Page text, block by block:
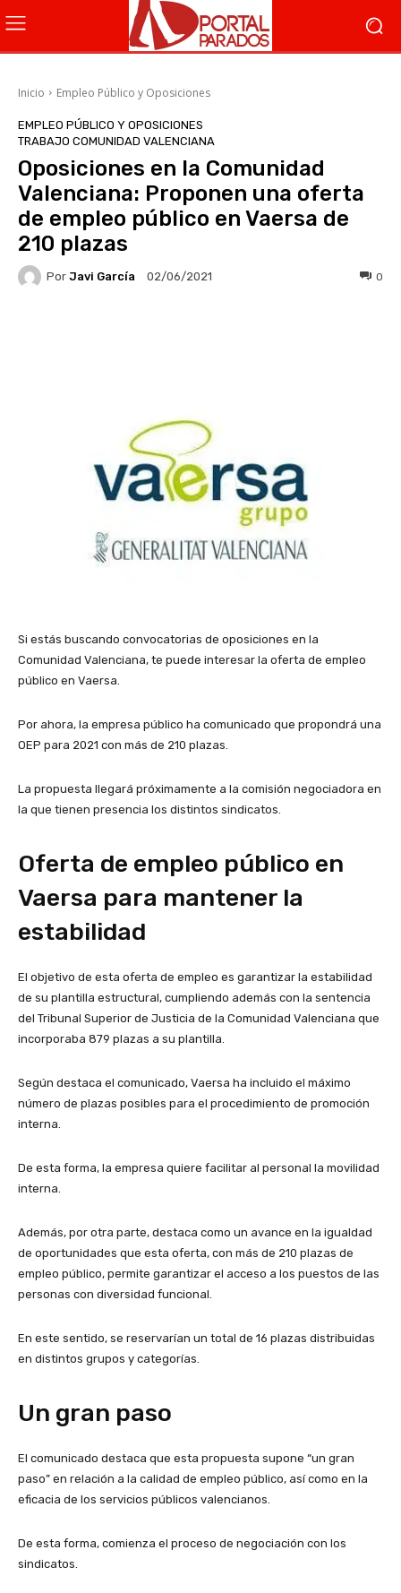
Inicio Empleo Público y Oposiciones
EMPLEO PÚBLICO Y OPOSICIONES
TRABAJO COMUNIDAD VALENCIANA
Oposiciones en la Comunidad
Valenciana: Proponen una oferta
de empleo público en Vaersa de
210 plazas
Por Javi García 02/06/2021 0
Si estás buscando convocatorias de oposiciones en la
Comunidad Valenciana, te puede interesar la oferta de empleo
público en Vaersa.
Por ahora, la empresa público ha comunicado que propondrá una
OEP para 2021 con más de 210 plazas.
La propuesta llegará próximamente a la comisión negociadora en
la que tienen presencia los distintos sindicatos.
Oferta de empleo público en
Vaersa para mantener la
estabilidad
El objetivo de esta oferta de empleo es garantizar la estabilidad
de su plantilla estructural, cumpliendo además con la sentencia
del Tribunal Superior de Justicia de la Comunidad Valenciana que
incorporaba 879 plazas a su plantilla.
Según destaca el comunicado, Vaersa ha incluido el máximo
número de plazas posibles para el procedimiento de promoción
interna.
De esta forma, la empresa quiere facilitar al personal la movilidad
interna.
Además, por otra parte, destaca como un avance en la igualdad
de oportunidades que esta oferta, con más de 210 plazas de
empleo público, permite garantizar el acceso a los puestos de las
personas con diversidad funcional.
En este sentido, se reservarían un total de 16 plazas distribuidas
en distintos grupos y categorías.
Un gran paso
El comunicado destaca que esta propuesta supone “un gran
paso” en relación a la calidad de empleo público, así como en la
eficacia de los servicios públicos valencianos.
De esta forma, comienza el proceso de negociación con los
sindicatos.